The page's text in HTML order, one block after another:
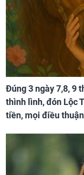
Đúng 3 ngày 7,8, 9
thình lình, đón Lộc
tiền, mọi điều